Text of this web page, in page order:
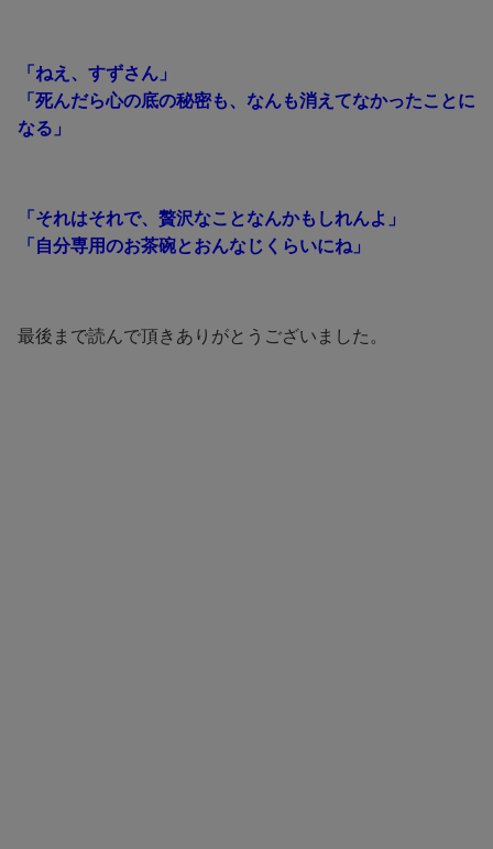
「ねえ、すずさん」
「死んだら心の底の秘密も、なんも消えてなかったことに
なる」
「それはそれで、贅沢なことなんかもしれんよ」
「自分専用のお茶碗とおんなじくらいにね」
最後まで読んで頂きありがとうございました。